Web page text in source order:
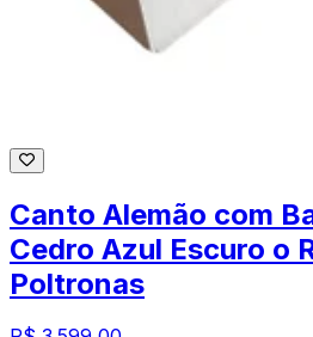
Canto Alemão com
Cedro Azul Escuro o
Poltronas